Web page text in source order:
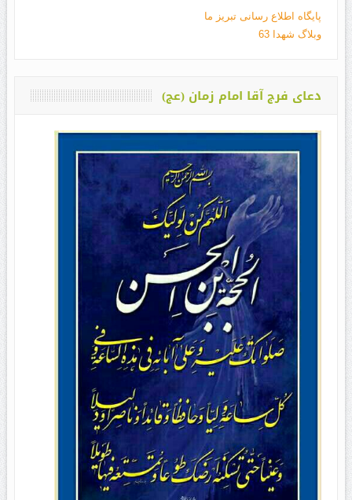
پایگاه اطلاع رسانی تبریز ما
وبلاگ شهدا 63
دعای فرج آقا امام زمان (عج)